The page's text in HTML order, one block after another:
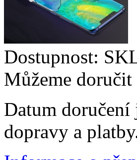
Dostupnost:
Můžeme doručit
Datum doručení
dopravy a